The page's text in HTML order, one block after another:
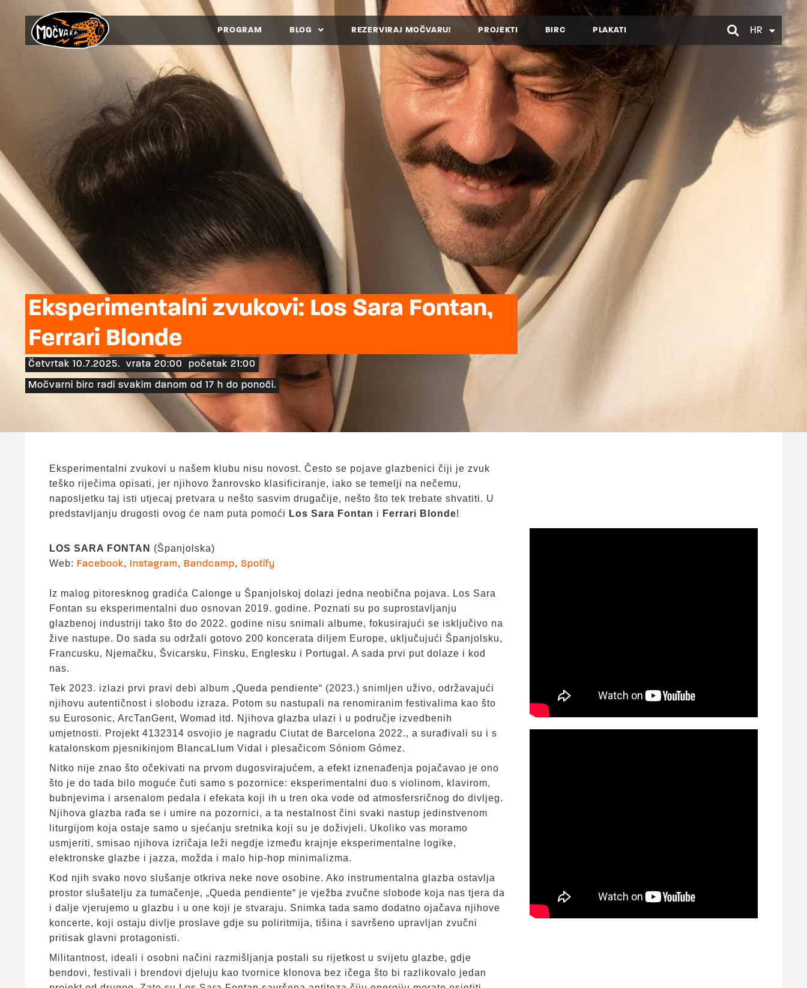
PROGRAM BLOG REZERVIRAJ MOČVARU! PROJEKTI BIRC PLAKATI HR
EN
Eksperimentalni zvukovi: Los Sara Fontan,
Ferrari Blonde
Četvrtak 10.7.2025. vrata 20:00 početak 21:00
Močvarni birc radi svakim danom od 17 h do ponoći.
Eksperimentalni zvukovi u našem klubu nisu novost. Često se pojave glazbenici čiji je zvuk
teško riječima opisati, jer njihovo žanrovsko klasificiranje, iako se temelji na nečemu,
naposljetku taj isti utjecaj pretvara u nešto sasvim drugačije, nešto što tek trebate shvatiti. U
predstavljanju drugosti ovog će nam puta pomoći Los Sara Fontan i Ferrari Blonde!
LOS SARA FONTAN (Španjolska)
Web: Facebook, Instagram, Bandcamp, Spotify
Iz malog pitoresknog gradića Calonge u Španjolskoj dolazi jedna neobična pojava. Los Sara
Fontan su eksperimentalni duo osnovan 2019. godine. Poznati su po suprostavljanju
glazbenoj industriji tako što do 2022. godine nisu snimali albume, fokusirajući se isključivo na
žive nastupe. Do sada su održali gotovo 200 koncerata diljem Europe, uključujući Španjolsku,
Francusku, Njemačku, Švicarsku, Finsku, Englesku i Portugal. A sada prvi put dolaze i kod
nas.
Tek 2023. izlazi prvi pravi debi album „Queda pendiente“ (2023.) snimljen uživo, održavajući
njihovu autentičnost i slobodu izraza. Potom su nastupali na renomiranim festivalima kao što
su Eurosonic, ArcTanGent, Womad itd. Njihova glazba ulazi i u područje izvedbenih
umjetnosti. Projekt 4132314 osvojio je nagradu Ciutat de Barcelona 2022., a surađivali su i s
katalonskom pjesnikinjom BlancaLlum Vidal i plesačicom Sóniom Gómez.
Nitko nije znao što očekivati na prvom dugosvirajućem, a efekt iznenađenja pojačavao je ono
što je do tada bilo moguće čuti samo s pozornice: eksperimentalni duo s violinom, klavirom,
bubnjevima i arsenalom pedala i efekata koji ih u tren oka vode od atmosfersričnog do divljeg.
Njihova glazba rađa se i umire na pozornici, a ta nestalnost čini svaki nastup jedinstvenom
liturgijom koja ostaje samo u sjećanju sretnika koji su je doživjeli. Ukoliko vas moramo
usmjeriti, smisao njihova izričaja leži negdje između krajnje eksperimentalne logike,
elektronske glazbe i jazza, možda i malo hip-hop minimalizma.
Kod njih svako novo slušanje otkriva neke nove osobine. Ako instrumentalna glazba ostavlja
prostor slušatelju za tumačenje, „Queda pendiente“ je vježba zvučne slobode koja nas tjera da
i dalje vjerujemo u glazbu i u one koji je stvaraju. Snimka tada samo dodatno ojačava njihove
koncerte, koji ostaju divlje proslave gdje su poliritmija, tišina i savršeno upravljan zvučni
pritisak glavni protagonisti.
Militantnost, ideali i osobni načini razmišljanja postali su rijetkost u svijetu glazbe, gdje
bendovi, festivali i brendovi djeluju kao tvornice klonova bez ičega što bi razlikovalo jedan